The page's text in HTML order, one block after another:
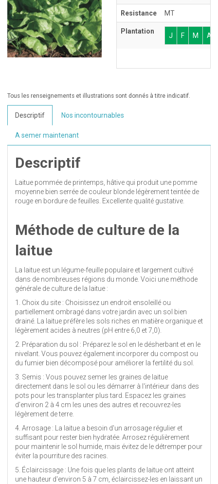
Resistance MT
Plantation
J F M A
Tous les renseignements et illustrations sont donnés à titre indicatif.
Descriptif Nos incontournables
A semer maintenant
Descriptif
Laitue pommée de printemps, hâtive qui produit une pomme
moyenne bien serrée de couleur blonde légèrement teintée de
rouge en bordure de feuilles. Excellente qualité gustative.
Méthode de culture de la
laitue
La laitue est un légume-feuille populaire et largement cultivé
dans de nombreuses régions du monde. Voici une méthode
générale de culture de la laitue :
1. Choix du site : Choisissez un endroit ensoleillé ou
partiellement ombragé dans votre jardin avec un sol bien
drainé. La laitue préfère les sols riches en matière organique et
légèrement acides à neutres (pH entre 6,0 et 7,0).
2. Préparation du sol : Préparez le sol en le désherbant et en le
nivelant. Vous pouvez également incorporer du compost ou
du fumier bien décomposé pour améliorer la fertilité du sol.
3. Semis : Vous pouvez semer les graines de laitue
directement dans le sol ou les démarrer à l'intérieur dans des
pots pour les transplanter plus tard. Espacez les graines
d'environ 2 à 4 cm les unes des autres et recouvrez-les
légèrement de terre.
4. Arrosage : La laitue a besoin d'un arrosage régulier et
suffisant pour rester bien hydratée. Arrosez régulièrement
pour maintenir le sol humide, mais évitez de le détremper pour
éviter la pourriture des racines.
5. Éclaircissage : Une fois que les plants de laitue ont atteint
une hauteur d'environ 5 à 7 cm, éclaircissez-les en laissant un